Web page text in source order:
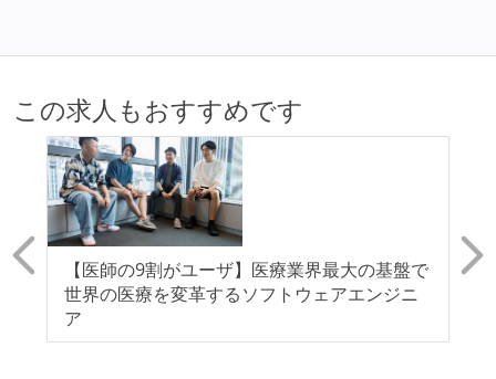
この求人もおすすめです
【医師の9割がユーザ】医療業界最大の基盤で
世界の医療を変革するソフトウェアエンジニ
ア